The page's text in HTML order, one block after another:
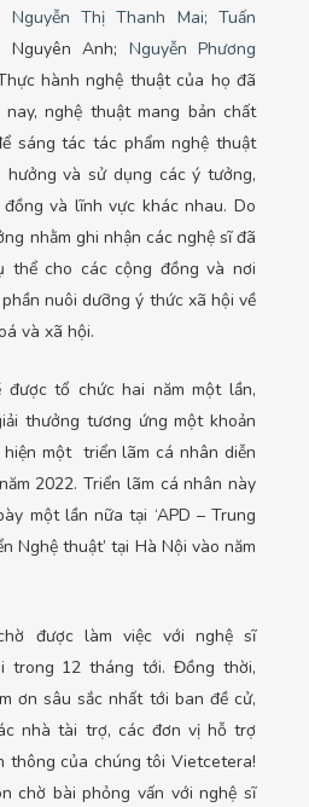
Nguyễn Thị Thanh Mai; Tuấn
Nguyên Anh; Nguyễn Phương
hành nghệ thuật của họ đã
nghệ thuật mang bản chất
sáng tác tác phẩm nghệ thuật
hưởng và sử dụng các ý tưởng,
và lĩnh vực khác nhau. Do
nhằm ghi nhận các nghệ sĩ đã
thể cho các cộng đồng và nơi
nuôi dưỡng ý thức xã hội về
và xã hội.
được tổ chức hai năm một lần,
thưởng tương ứng một khoản
một triển lãm cá nhân diễn
2022. Triển lãm cá nhân này
một lần nữa tại ‘APD – Trung
Nghệ thuật’ tại Hà Nội vào năm
được làm việc với nghệ sĩ
trong 12 tháng tới. Đồng thời,
ơn sâu sắc nhất tới ban đề cử,
nhà tài trợ, các đơn vị hỗ trợ
thông của chúng tôi Vietcetera!
chờ bài phỏng vấn với nghệ sĩ